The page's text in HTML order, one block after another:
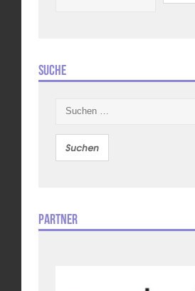
Suche
nach:
Partner